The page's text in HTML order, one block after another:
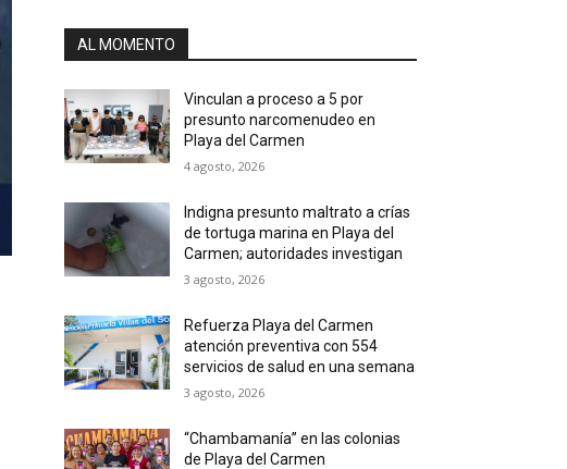
AL MOMENTO
Vinculan a proceso a 5 por
presunto narcomenudeo en
Playa del Carmen
4 agosto, 2026
Indigna presunto maltrato a crías
de tortuga marina en Playa del
Carmen; autoridades investigan
3 agosto, 2026
Refuerza Playa del Carmen
atención preventiva con 554
servicios de salud en una semana
3 agosto, 2026
“Chambamanía” en las colonias
de Playa del Carmen